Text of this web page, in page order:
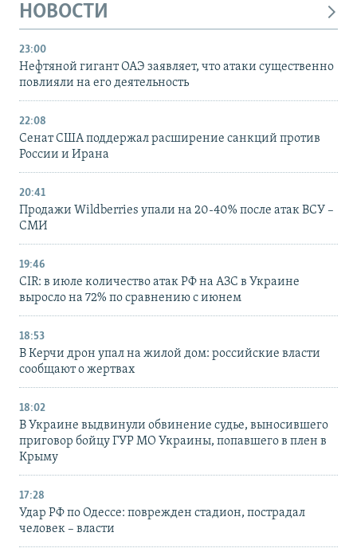
НОВОСТИ
23:00
Нефтяной гигант ОАЭ заявляет, что атаки существенно
повлияли на его деятельность
22:08
Сенат США поддержал расширение санкций против
России и Ирана
20:41
Продажи Wildberries упали на 20-40% после атак ВСУ –
СМИ
19:46
CIR: в июле количество атак РФ на АЗС в Украине
выросло на 72% по сравнению с июнем
18:53
В Керчи дрон упал на жилой дом: российские власти
сообщают о жертвах
18:02
В Украине выдвинули обвинение судье, выносившего
приговор бойцу ГУР МО Украины, попавшего в плен в
Крыму
17:28
Удар РФ по Одессе: поврежден стадион, пострадал
человек – власти